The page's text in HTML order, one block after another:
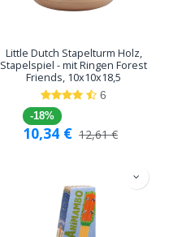
Little Dutch Stapelturm Holz,
Stapelspiel - mit Ringen Forest
Friends, 10x10x18,5
6
-18%
10,34 € 12,61€